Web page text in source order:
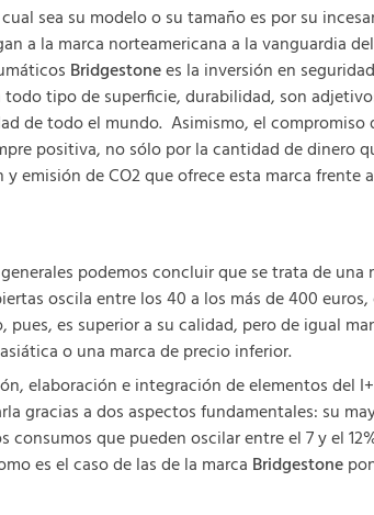
sea su modelo o su tamaño es por su
a la marca norteamericana a la vanguardia
Bridgestonees la inversión en
tipo de superficie, durabilidad, son
de todo el mundo. Asimismo, el
positiva, no sólo por la cantidad de dinero
de CO2 que ofrece esta marca frente
podemos concluir que se trata de
oscila entre los 40 a los más de 400
es superior a su calidad, pero de igual
o una marca de precio inferior.
elaboración e integración de elementos del
gracias a dos aspectos fundamentales: su
que pueden oscilar entre el 7 y el
es el caso de las de la marca Bridgestone